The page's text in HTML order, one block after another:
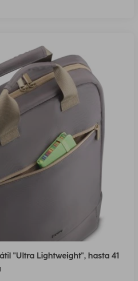
"Ultra Lightweight", hasta 41